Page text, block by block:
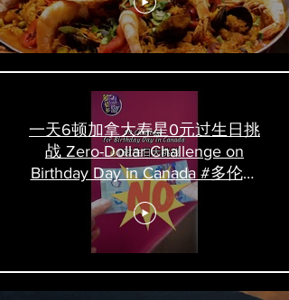
一天6顿加拿大寿星0元过生日挑
战 Zero-Dollar Challenge on
Birthday Day in Canada #多伦多
吃喝玩乐 #多伦多美食
#torontofood